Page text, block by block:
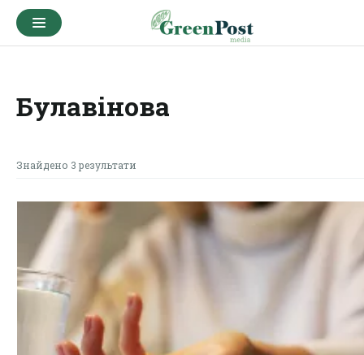
Булавінова
Знайдено 3 результати